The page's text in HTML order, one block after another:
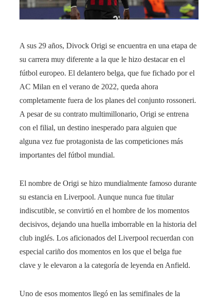
A sus 29 años, Divock Origi se encuentra en una etapa de
su carrera muy diferente a la que le hizo destacar en el
fútbol europeo. El delantero belga, que fue fichado por el
AC Milan en el verano de 2022, queda ahora
completamente fuera de los planes del conjunto rossoneri.
A pesar de su contrato multimillonario, Origi se entrena
con el filial, un destino inesperado para alguien que
alguna vez fue protagonista de las competiciones más
importantes del fútbol mundial.
El nombre de Origi se hizo mundialmente famoso durante
su estancia en Liverpool. Aunque nunca fue titular
indiscutible, se convirtió en el hombre de los momentos
decisivos, dejando una huella imborrable en la historia del
club inglés. Los aficionados del Liverpool recuerdan con
especial cariño dos momentos en los que el belga fue
clave y le elevaron a la categoría de leyenda en Anfield.
Uno de esos momentos llegó en las semifinales de la